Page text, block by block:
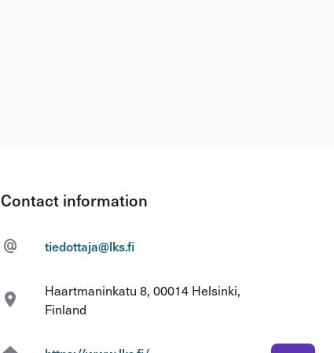
Contact information
tiedottaja@lks.fi
Haartmaninkatu 8, 00014 Helsinki,
Finland